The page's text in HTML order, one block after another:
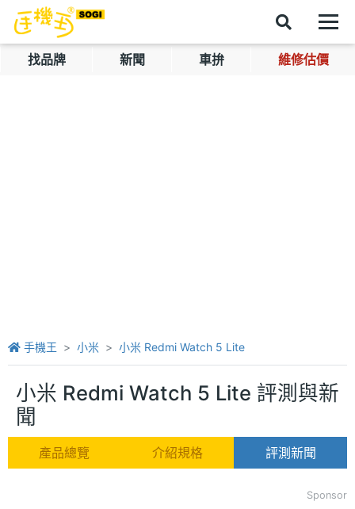
找品牌 新聞 車拚 維修估價
手機王 小米 小米 Redmi Watch 5 Lite
小米 Redmi Watch 5 Lite 評測與新
聞
產品總覽 介紹規格 評測新聞
Sponsor